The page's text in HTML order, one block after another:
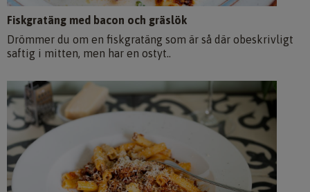
Fiskgratäng med bacon och gräslök
Drömmer du om en fiskgratäng som är så där obeskrivligt
saftig i mitten, men har en ostyt..